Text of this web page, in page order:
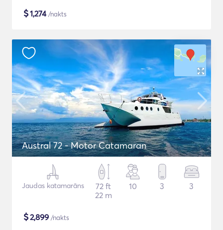
$1,274/nakts
Austral 72 - Motor Catamaran
Jaudas katamarāns
72 ft
22 m
10 3 3
$2,899 /nakts